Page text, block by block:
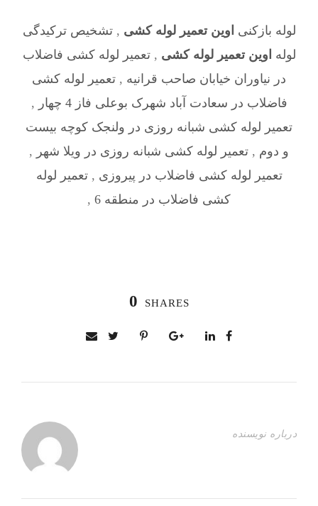
لوله بازکنی اوین تعمیر لوله کشی ,تشخیص ترکیدگی
لوله اوین تعمیر لوله کشی ,تعمیر لوله کشی فاضلاب
در نیاوران خیابان صاحب قرانیه , تعمیر لوله کشی
فاضلاب در سعادت آباد شهرک بوعلی فاز 4 چهار
,
تعمیر لوله کشی شبانه روزی در ولنجک کوچه بیست
و دوم , تعمیر لوله کشی شبانه روزی در ویلا شهر ,
تعمیر لوله کشی فاضلاب در پیروزی ,تعمیر لوله
کشی فاضلاب در منطقه 6
,
0 SHARES
درباره نویسنده